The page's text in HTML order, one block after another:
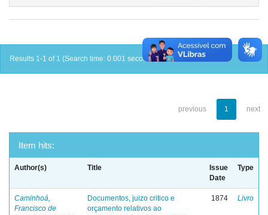
Results 1-1 of 1 (Search time: 0.001 seconds).
previous 1 next
Item hits:
Author(s) Title
Issue
Date
Type
Caminhoá,
Francisco de
Documentos, juizo critico e
orçamento relativos ao
1874 Livro